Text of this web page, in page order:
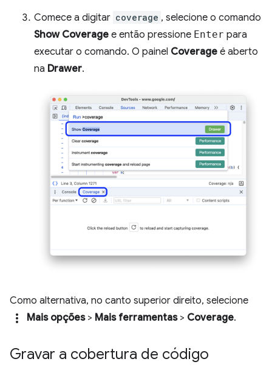
Comece a digitar coverage , selecione o comando
Show Coverage e então pressione Enter para
executar o comando. O painel Coverage é aberto
na Drawer.
Como alternativa, no canto superior direito, selecione
more_vert Mais opções> Mais ferramentas> Coverage.
Gravar a cobertura de código